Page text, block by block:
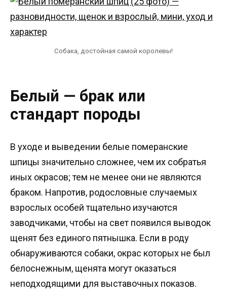
Собака, достойная самой королевы!
Белый — брак или
стандарт породы
В уходе и выведении белые померанские
шпицы значительно сложнее, чем их собратья
иных окрасов; тем не менее они не являются
браком. Напротив, родословные случаемых
взрослых особей тщательно изучаются
заводчиками, чтобы на свет появился выводок
щенят без единого пятнышка. Если в роду
обнаруживаются собаки, окрас которых не был
белоснежным, щенята могут оказаться
неподходящими для выставочных показов.